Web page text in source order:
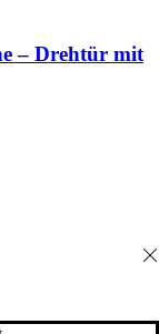
– Drehtür mit